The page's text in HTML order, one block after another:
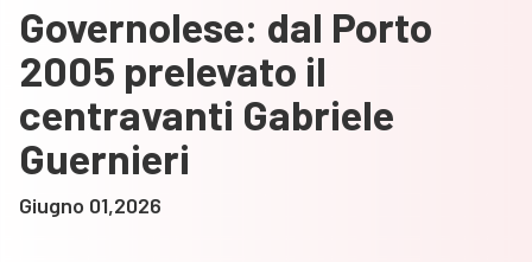
Governolese: dal Porto
2005 prelevato il
centravanti Gabriele
Guernieri
Giugno 01,2026